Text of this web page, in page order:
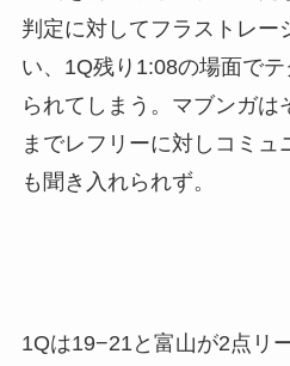
判定に対してフラストレー
い、1Q残り1:08の場面で
られてしまう。マブンガは
までレフリーに対しコミュ
も聞き入れられず。
1Qは19−21と富山が2点リ